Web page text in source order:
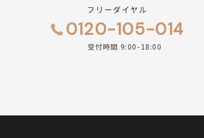
フリーダイヤル
0120-105-014
受付時間 9:00-18:00